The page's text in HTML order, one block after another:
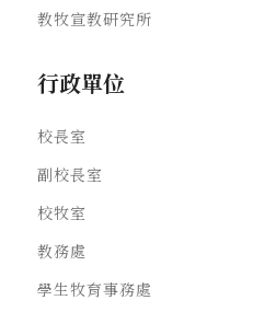
教牧宣教研究所
行政單位
校長室
副校長室
校牧室
教務處
學生牧育事務處